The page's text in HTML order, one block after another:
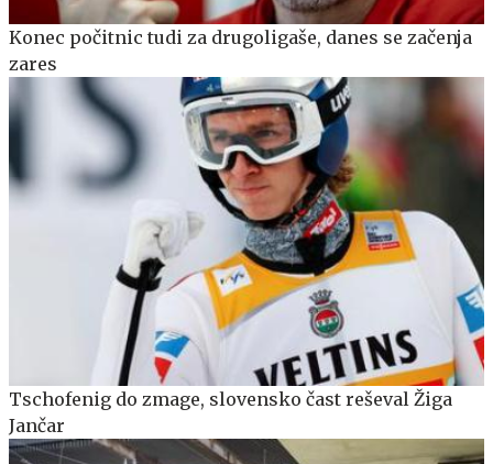
Konec počitnic tudi za drugoligaše, danes se začenja
zares
Tschofenig do zmage, slovensko čast reševal Žiga
Jančar